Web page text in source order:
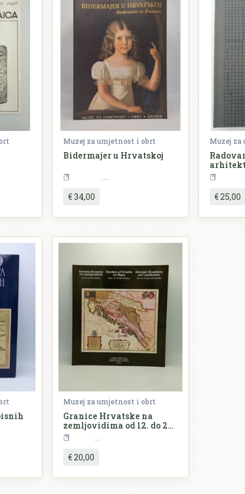
Muzej za umjetnost i obrt
Bidermajer u Hrvatskoj
€ 34,00
Muzej
€ 25,00
Muzej za umjetnost i obrt
Granice Hrvatske na
zemljovidima od 12. do 20.
stoljeća
€ 20,00